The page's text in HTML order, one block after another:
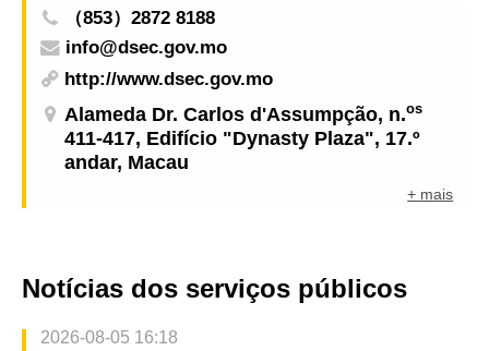
（853）2872 8188
info@dsec.gov.mo
http://www.dsec.gov.mo
Alameda Dr. Carlos d'Assumpção, n.os
411-417, Edifício "Dynasty Plaza", 17.º
andar, Macau
+ mais
Notícias dos serviços públicos
2026-08-05 16:18